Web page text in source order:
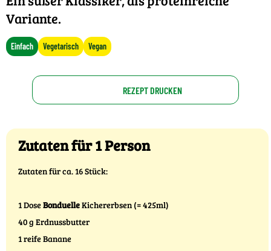
Variante.
Einfach Vegetarisch Vegan
REZEPT DRUCKEN
Zutaten für 1 Person
Zutaten für ca. 16 Stück:
1 DoseBonduelleKichererbsen (= 425ml)
40 g Erdnussbutter
1 reife Banane